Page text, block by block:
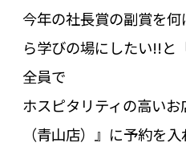
今年の社長賞の副賞を
ら学びの場にしたい!!と
全員で
ホスピタリティの高い
（青山店）』に予約を